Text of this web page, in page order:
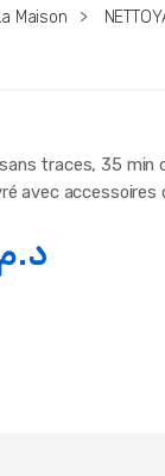
Maison >
traces, 35 min
avec accessoires